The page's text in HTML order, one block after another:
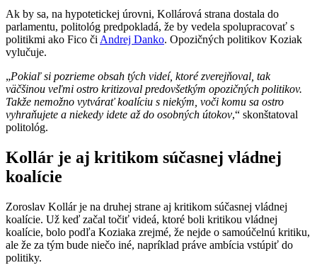
Ak by sa, na hypotetickej úrovni, Kollárová strana dostala do
parlamentu, politológ predpokladá, že by vedela spolupracovať s
politikmi ako Fico čiAndrej Danko. Opozičných politikov Koziak
vylučuje.
„Pokiaľ si pozrieme obsah tých videí, ktoré zverejňoval, tak
väčšinou veľmi ostro kritizoval predovšetkým opozičných politikov.
Takže nemožno vytvárať koalíciu s niekým, voči komu sa ostro
vyhraňujete a niekedy idete až do osobných útokov,“ skonštatoval
politológ.
Kollár je aj kritikom súčasnej vládnej
koalície
Zoroslav Kollár je na druhej strane aj kritikom súčasnej vládnej
koalície. Už keď začal točiť videá, ktoré boli kritikou vládnej
koalície, bolo podľa Koziaka zrejmé, že nejde o samoúčelnú kritiku,
ale že za tým bude niečo iné, napríklad práve ambícia vstúpiť do
politiky.